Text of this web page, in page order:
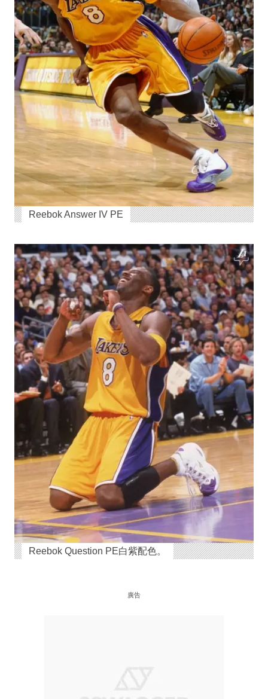
Reebok Answer IV PE
Reebok Question PE白紫配色。
廣告